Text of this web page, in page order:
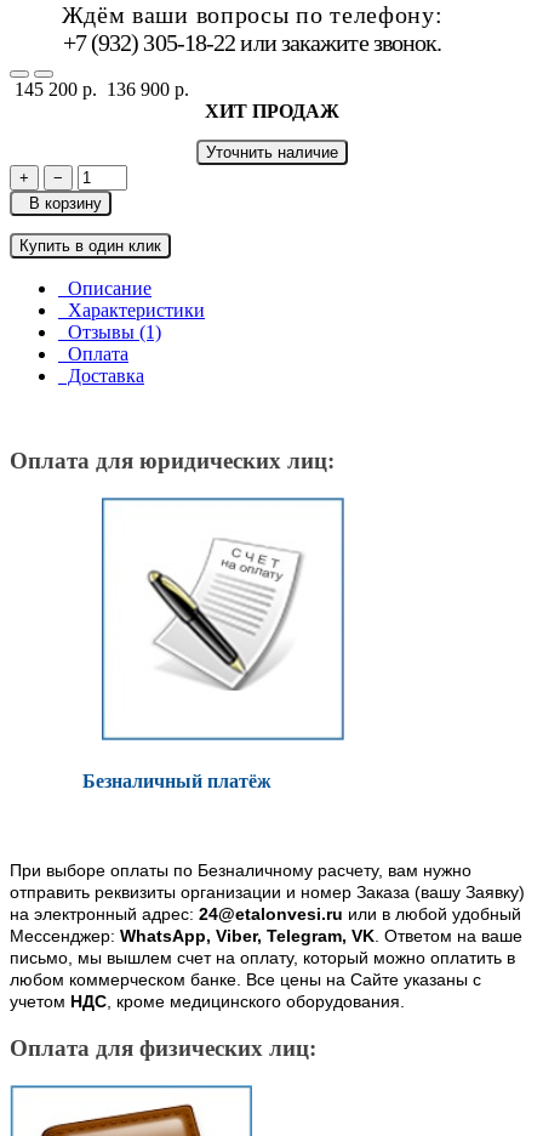
Ждём ваши вопросы по телефону:
+7 (932) 305-18-22 илизакажите звонок.
145 200 р. 136 900 р.
ХИТ ПРОДАЖ
Уточнить наличие
+
−
В корзину
Купить в один клик
Описание
Характеристики
Отзывы (1)
Оплата
Доставка
Оплата для юридических лиц:
Безналичный платёж
При выборе оплаты по Безналичному расчету, вам нужно
отправить реквизиты организации и номер Заказа (вашу Заявку)
на электронный адрес: 24@etalonvesi.ru или в любой удобный
Мессенджер: WhatsApp, Viber, Telegram, VK. Ответом на ваше
письмо, мы вышлем счет на оплату, который можно оплатить в
любом коммерческом банке. Все цены на Сайте указаны с
учетом НДС, кроме медицинского оборудования.
Оплата для физических лиц: